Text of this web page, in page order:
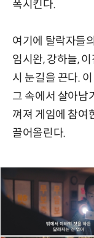
폭시킨다.
여기에 탈락자들
임시완, 강하늘,
시 눈길을 끈다.
그 속에서 살아남
껴져 게임에 참여
끌어올린다.